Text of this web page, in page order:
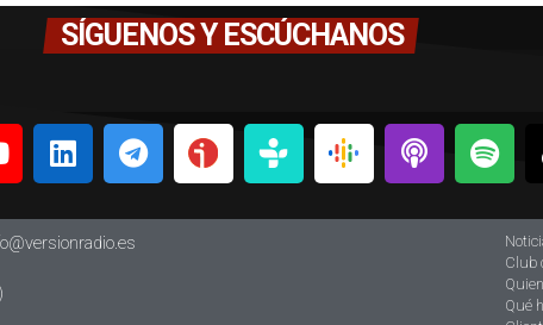
SÍGUENOS Y ESCÚCHANOS
Club
Qué